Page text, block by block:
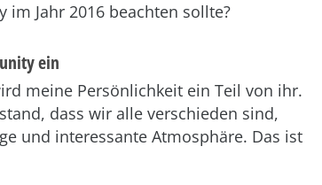
Jahr 2016 beachten sollte?
ein
meine Persönlichkeit ein Teil von ihr.
dass wir alle verschieden sind,
und interessante Atmosphäre. Das ist